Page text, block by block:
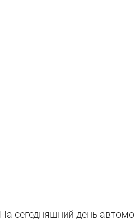
На сегодняшний день